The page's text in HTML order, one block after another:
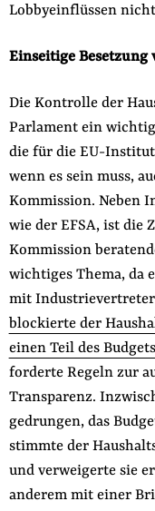
Lobbyeinflüssen
Einseitige Besetzung
Die Kontrolle der
Parlament ein
die für die EU-
wenn es sein muss,
Kommission. Neben
wie der EFSA, ist die
Kommission
wichtiges Thema, da
mit
blockierte der
einen Teil des
forderte Regeln zur
Transparenz.
gedrungen, das
stimmte der
und verweigerte sie
anderem mit einer